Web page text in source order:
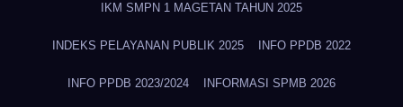
IKM SMPN 1 MAGETAN TAHUN 2025
INDEKS PELAYANAN PUBLIK 2025 INFO PPDB 2022
INFO PPDB 2023/2024 INFORMASI SPMB 2026